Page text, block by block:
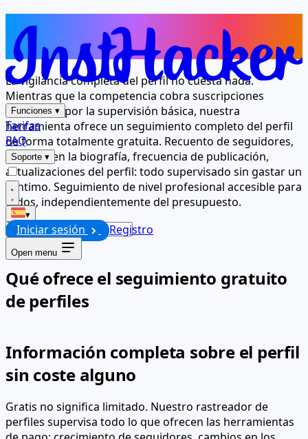
Funciones ▾
Tarifas
FAQ
Soporte ▾
▾
Iniciar sesión Registro
Open menu
Seguimiento de perfiles premium,
sin coste alguno
La vigilancia completa del perfil no cuesta nada.
Mientras que la competencia cobra suscripciones
mensuales por la supervisión básica, nuestra
herramienta ofrece un seguimiento completo del perfil
de forma totalmente gratuita. Recuento de seguidores,
cambios en la biografía, frecuencia de publicación,
actualizaciones del perfil: todo supervisado sin gastar un
céntimo. Seguimiento de nivel profesional accesible para
todos, independientemente del presupuesto.
Qué ofrece el seguimiento gratuito
de perfiles
Información completa sobre el perfil
sin coste alguno
Gratis no significa limitado. Nuestro rastreador de
perfiles supervisa todo lo que ofrecen las herramientas